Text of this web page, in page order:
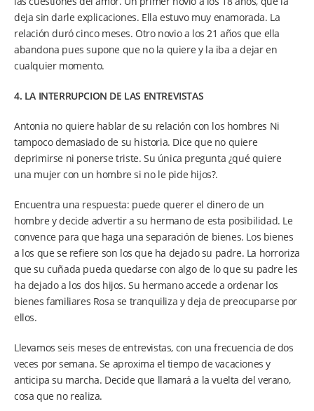
deja sin darle explicaciones. Ella estuvo muy enamorada. La
relación duró cinco meses. Otro novio a los 21 años que ella
abandona pues supone que no la quiere y la iba a dejar en
cualquier momento.
4. LA INTERRUPCION DE LAS ENTREVISTAS
Antonia no quiere hablar de su relación con los hombres Ni
tampoco demasiado de su historia. Dice que no quiere
deprimirse ni ponerse triste. Su única pregunta ¿qué quiere
una mujer con un hombre si no le pide hijos?.
Encuentra una respuesta: puede querer el dinero de un
hombre y decide advertir a su hermano de esta posibilidad. Le
convence para que haga una separación de bienes. Los bienes
a los que se refiere son los que ha dejado su padre. La horroriza
que su cuñada pueda quedarse con algo de lo que su padre les
ha dejado a los dos hijos. Su hermano accede a ordenar los
bienes familiares Rosa se tranquiliza y deja de preocuparse por
ellos.
Llevamos seis meses de entrevistas, con una frecuencia de dos
veces por semana. Se aproxima el tiempo de vacaciones y
anticipa su marcha. Decide que llamará a la vuelta del verano,
cosa que no realiza.